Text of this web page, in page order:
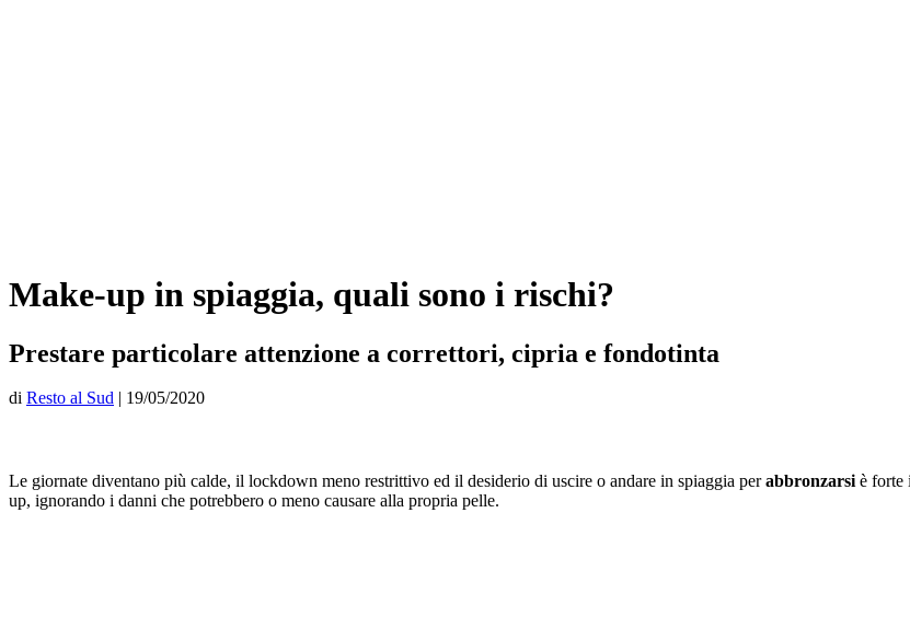
Make-up in spiaggia, quali sono i rischi?
Prestare particolare attenzione a correttori, cipria e fondotinta
di Resto al Sud | 19/05/2020
Le giornate diventano più calde, il lockdown meno restrittivo ed il desiderio di uscire o andare in spiaggia perabbronzarsi è forte
up, ignorando i danni che potrebbero o meno causare alla propria pelle.